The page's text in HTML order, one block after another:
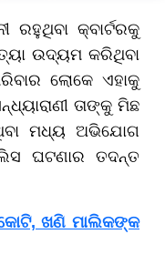
ରହୁଥିବା କ୍ବାର୍ଟରକୁ
ଉଦ୍ୟମ କରିଥିବା
ଲୋକେ ଏହାକୁ
ତାଙ୍କୁ ମିଛ
ମଧ୍ୟ ଅଭିଯୋଗ
ଘଟଣାର ତଦନ୍ତ
ଖଣି ମାଲିକଙ୍କ